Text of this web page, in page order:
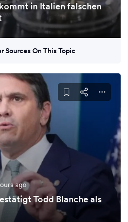
in Italien falschen
Sources On This Topic
ago
Todd Blanche als